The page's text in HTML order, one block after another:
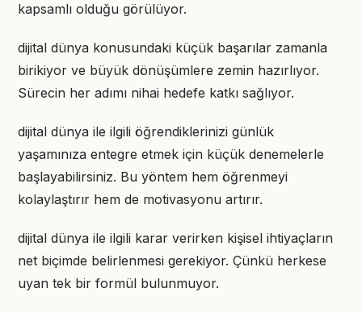
kapsamlı olduğu görülüyor.
dijital dünya konusundaki küçük başarılar zamanla
birikiyor ve büyük dönüşümlere zemin hazırlıyor.
Sürecin her adımı nihai hedefe katkı sağlıyor.
dijital dünya ile ilgili öğrendiklerinizi günlük
yaşamınıza entegre etmek için küçük denemelerle
başlayabilirsiniz. Bu yöntem hem öğrenmeyi
kolaylaştırır hem de motivasyonu artırır.
dijital dünya ile ilgili karar verirken kişisel ihtiyaçların
net biçimde belirlenmesi gerekiyor. Çünkü herkese
uyan tek bir formül bulunmuyor.